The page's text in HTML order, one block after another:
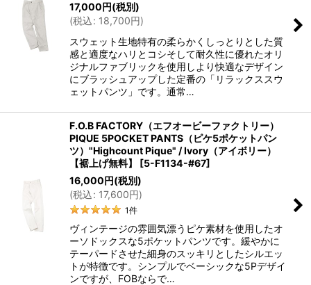
17,000円(税別)
(税込: 18,700円)
スウェット生地特有の柔らかくしっとりとした質
感と適度なハリとコシそして耐久性に優れたオリ
ジナルファブリックを使用しより快適なデザイン
にブラッシュアップした定番の「リラックススウ
ェットパンツ」です。通常…
F.O.B FACTORY（エフオービーファクトリー）
PIQUE 5POCKET PANTS（ピケ5ポケットパン
ツ）"Highcount Pique" / Ivory（アイボリー）
【裾上げ無料】
[5-F1134-#67]
16,000円(税別)
(税込: 17,600円)
1件
ヴィンテージの雰囲気漂うピケ素材を使用したオ
ーソドックスな5ポケットパンツです。緩やかに
テーパードさせた細身のスッキリとしたシルエッ
トが特徴です。シンプルでベーシックな5Pデザイ
ンですが、FOBならで…